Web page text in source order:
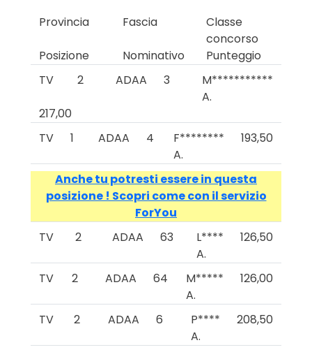
Provincia
Fascia
Classe
concorso
Posizione
Nominativo
Punteggio
TV
2 ADAA 3
M***********
A.
217,00
TV
1 ADAA 4
F********
A.
193,50
Anche tu potresti essere in questa
posizione ! Scopri come con il servizio
ForYou
TV
2 ADAA 63
L****
A.
126,50
TV 2 ADAA 64
M*****
A.
126,00
TV 2 ADAA 6
P****
A.
208,50